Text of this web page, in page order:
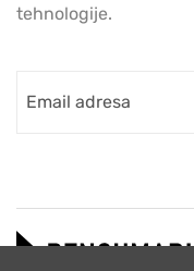
tehnologije.